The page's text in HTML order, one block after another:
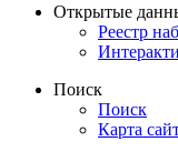
Открытые
Реестр
Поиск
Поиск
Карта